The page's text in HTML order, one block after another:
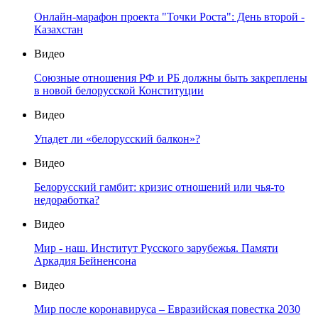
Онлайн-марафон проекта "Точки Роста": День второй -
Казахстан
Видео
Союзные отношения РФ и РБ должны быть закреплены
в новой белорусской Конституции
Видео
Упадет ли «белорусский балкон»?
Видео
Белорусский гамбит: кризис отношений или чья-то
недоработка?
Видео
Мир - наш. Институт Русского зарубежья. Памяти
Аркадия Бейненсона
Видео
Мир после коронавируса – Евразийская повестка 2030